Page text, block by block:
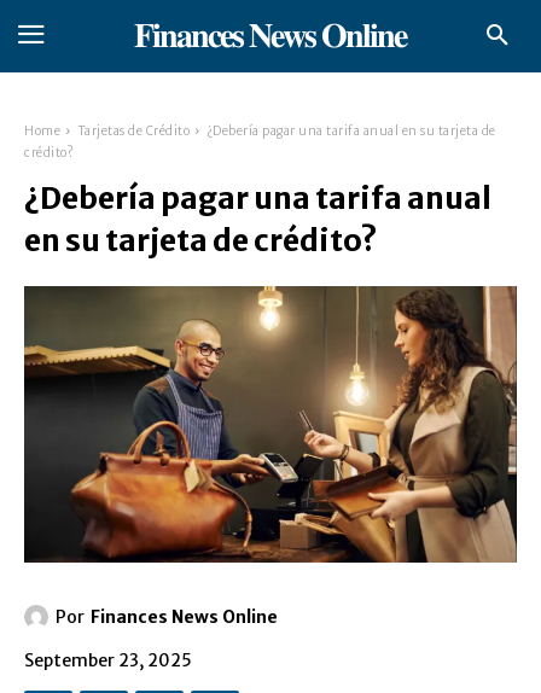
𝐅𝐢𝐧𝐚𝐧𝐜𝐞𝐬 𝐍𝐞𝐰𝐬 𝐎𝐧𝐥𝐢𝐧𝐞
Home Tarjetas de Crédito
¿Debería pagar una tarifa anual en su tarjeta de
crédito?
¿Debería pagar una tarifa anual
en su tarjeta de crédito?
Por Finances News Online
September 23, 2025